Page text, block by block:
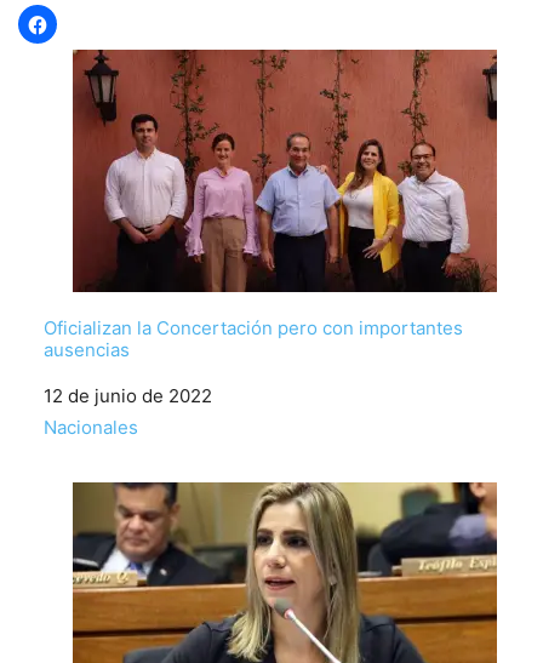
Oficializan la Concertación pero con importantes
ausencias
Fecha
12 de junio de 2022
Respecto a
Nacionales